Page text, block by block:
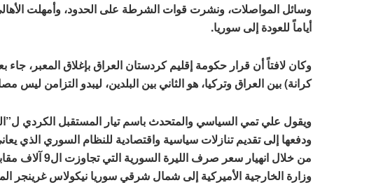
وسائل المواصلات، ونشرت قوات الشرطة على الحدود، وأمهلت الأهالي
أياماً للعودة إلى سوريا.
وكان لافتاً أن قرار حكومة إقليم كردستان العراق بإغلاق المعبر،
كرانة) بين العراق وتركيا، هو الثاني بين البلدين، ليبدو التزامن
ويقول علي تمي السياسي والمتحدث باسم تيار المستقبل الكردي
ودفعها إلى تقديم تنازلات سياسية واقتصادية للنظام السوري الذي
من خلال انهيار
وزارة الخارجية الأميركية إلى شمال شرقي سوريا نيكولاس غرينجر